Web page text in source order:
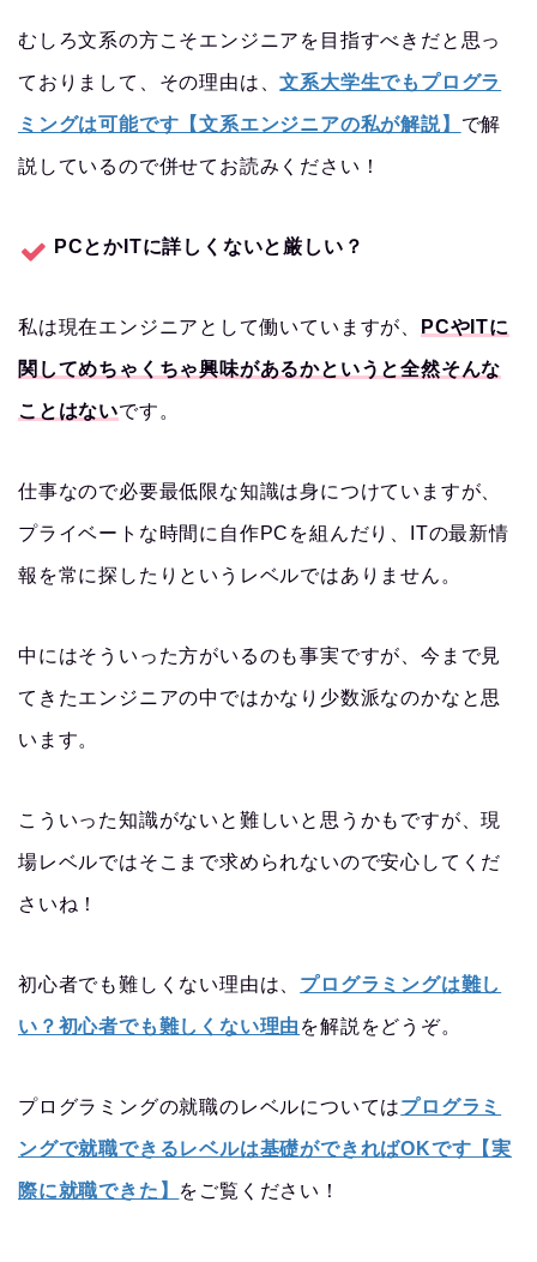
むしろ文系の方こそエンジニアを目指すべきだと思っ
ておりまして、その理由は、文系大学生でもプログラ
ミングは可能です【文系エンジニアの私が解説】 で解
説しているので併せてお読みください！
PCとかITに詳しくないと厳しい？
私は現在エンジニアとして働いていますが、 PCやITに
関してめちゃくちゃ興味があるかというと全然そんな
ことはないです。
仕事なので必要最低限な知識は身につけていますが、
プライベートな時間に自作PCを組んだり、ITの最新情
報を常に探したりというレベルではありません。
中にはそういった方がいるのも事実ですが、今まで見
てきたエンジニアの中ではかなり少数派なのかなと思
います。
こういった知識がないと難しいと思うかもですが、現
場レベルではそこまで求められないので安心してくだ
さいね！
初心者でも難しくない理由は、 プログラミングは難し
い？初心者でも難しくない理由 を解説をどうぞ。
プログラミングの就職のレベルについてはプログラミ
ングで就職できるレベルは基礎ができればOKです【実
際に就職できた】 をご覧ください！